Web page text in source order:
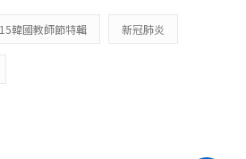
韓國教師節特輯 新冠肺炎